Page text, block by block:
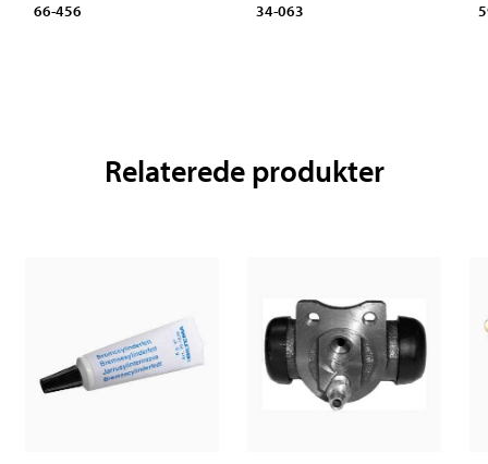
66-456 34-063
Relaterede produkter